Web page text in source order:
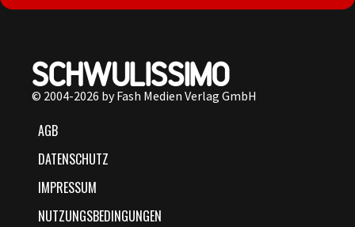
© 2004-2026 by Fash Medien Verlag GmbH
AGB
DATENSCHUTZ
IMPRESSUM
NUTZUNGSBEDINGUNGEN